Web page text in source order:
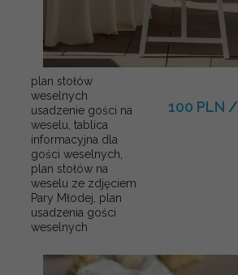
plan stołów
weselnych
usadzenie gości na
weselu, tablica
informacyjna dla
gości weselnych,
plan stołów na
weselu ze zdjęciem
Pary Młodej, plan
usadzenia gości
weselnych
100 PLN /